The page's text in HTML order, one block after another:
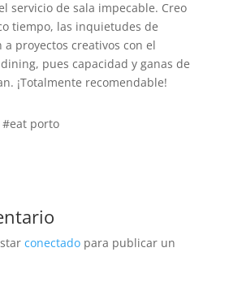
servicio de sala impecable. Creo
tiempo, las inquietudes de
a proyectos creativos con el
pues capacidad y ganas de
¡Totalmente recomendable!
porto
conectadopara publicar un